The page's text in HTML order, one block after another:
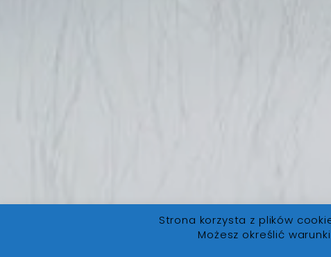
© 2019. Wszystkie
Strona korzysta z plików
Możesz określić